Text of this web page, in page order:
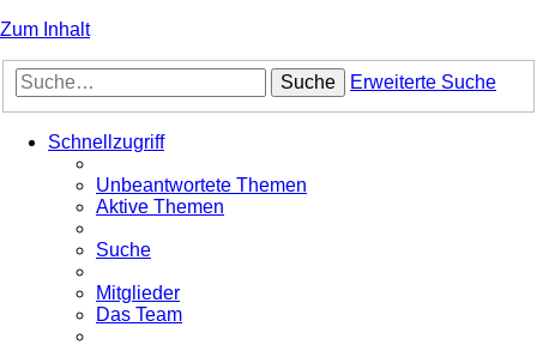
Zum Inhalt
Suche Erweiterte Suche
Schnellzugriff
Unbeantwortete Themen
Aktive Themen
Suche
Mitglieder
Das Team